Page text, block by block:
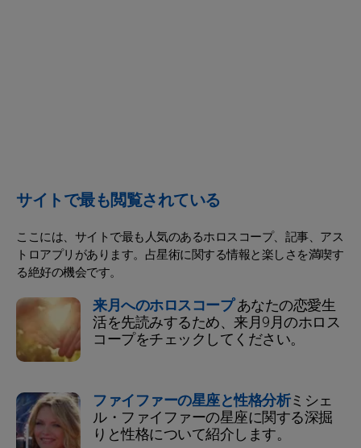
サイトで最も閲覧されている
ここには、サイトで最も人気のあるホロスコープ、記事、アス
トロアプリがあります。占星術に関する情報と楽しさを満喫す
る絶好の機会です。
来月へのホロスコープあなたの恋愛生
活を先読みするため、来月9月のホロス
コープをチェックしてください。
ファイファーの星座と性格分析ミシェ
ル・ファイファーの星座に関する深掘
りと性格について紹介します。